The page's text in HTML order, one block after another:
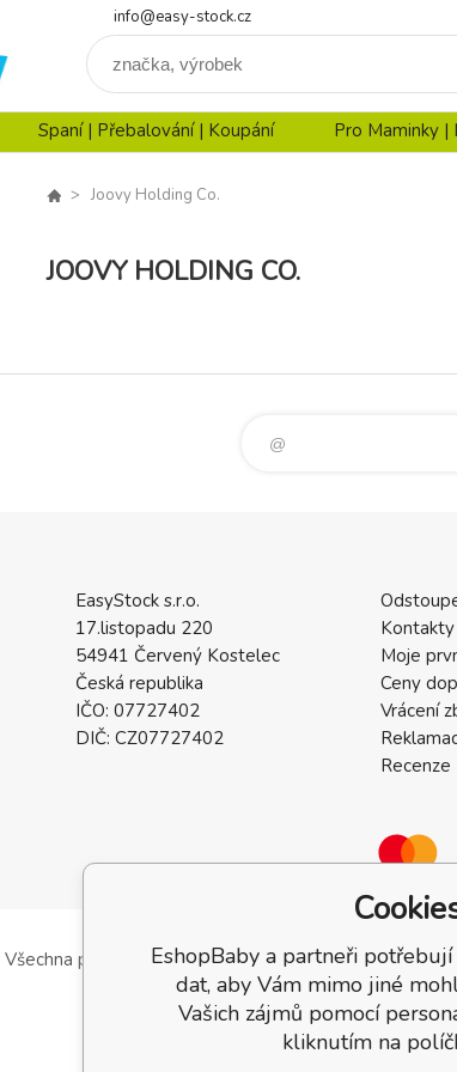
info@easy-stock.cz
Spaní | Přebalování | Koupání Pro Maminky |
Joovy Holding Co.
JOOVY HOLDING CO.
EasyStock s.r.o.
17.listopadu 220
54941 Červený Kostelec
Česká republika
IČO: 07727402
DIČ: CZ07727402
Kontakty
Moje
Ceny
Vrácení
Recenze
Všechna práva vyhrazena.EshopBaby a partneři
dat, aby Vám mimo jiné
Vašich zájmů pomocí
kliknutím na